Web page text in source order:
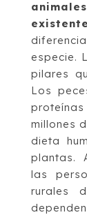
especie.
pilares
Los
millones
dieta
plantas.
las
rurales